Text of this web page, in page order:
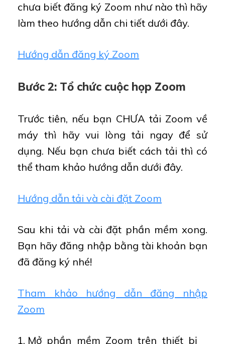
chưa biết đăng ký Zoom như nào thì hãy
làm theo hướng dẫn chi tiết dưới đây.
Hướng dẫn đăng ký Zoom
Bước 2: Tổ chức cuộc họp Zoom
Trước tiên, nếu bạn CHƯA tải Zoom về
máy thì hãy vui lòng tải ngay để sử
dụng. Nếu bạn chưa biết cách tải thì có
thể tham khảo hướng dẫn dưới đây.
Hướng dẫn tải và cài đặt Zoom
Sau khi tải và cài đặt phần mềm xong.
Bạn hãy đăng nhập bằng tài khoản bạn
đã đăng ký nhé!
Tham khảo hướng dẫn đăng nhập
Zoom
Mở phần mềm Zoom trên thiết bị